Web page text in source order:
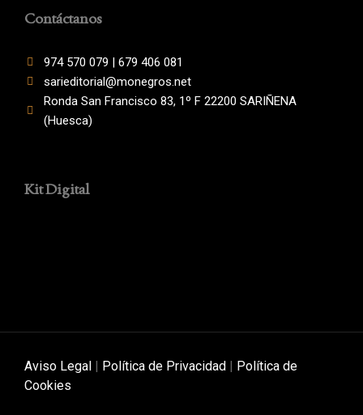
Contáctanos
974 570 079 | 679 406 081
sarieditorial@monegros.net
Ronda San Francisco 83, 1º F 22200 SARIÑENA
(Huesca)
Kit Digital
Aviso Legal | Política de Privacidad | Política de
Cookies